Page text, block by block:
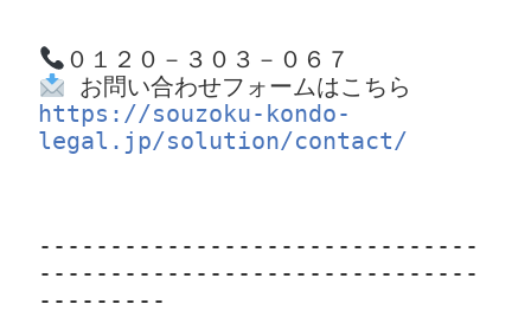
https://souzoku-kondo-
legal.jp/solution/contact/
-------------------------------
-------------------------------
---------